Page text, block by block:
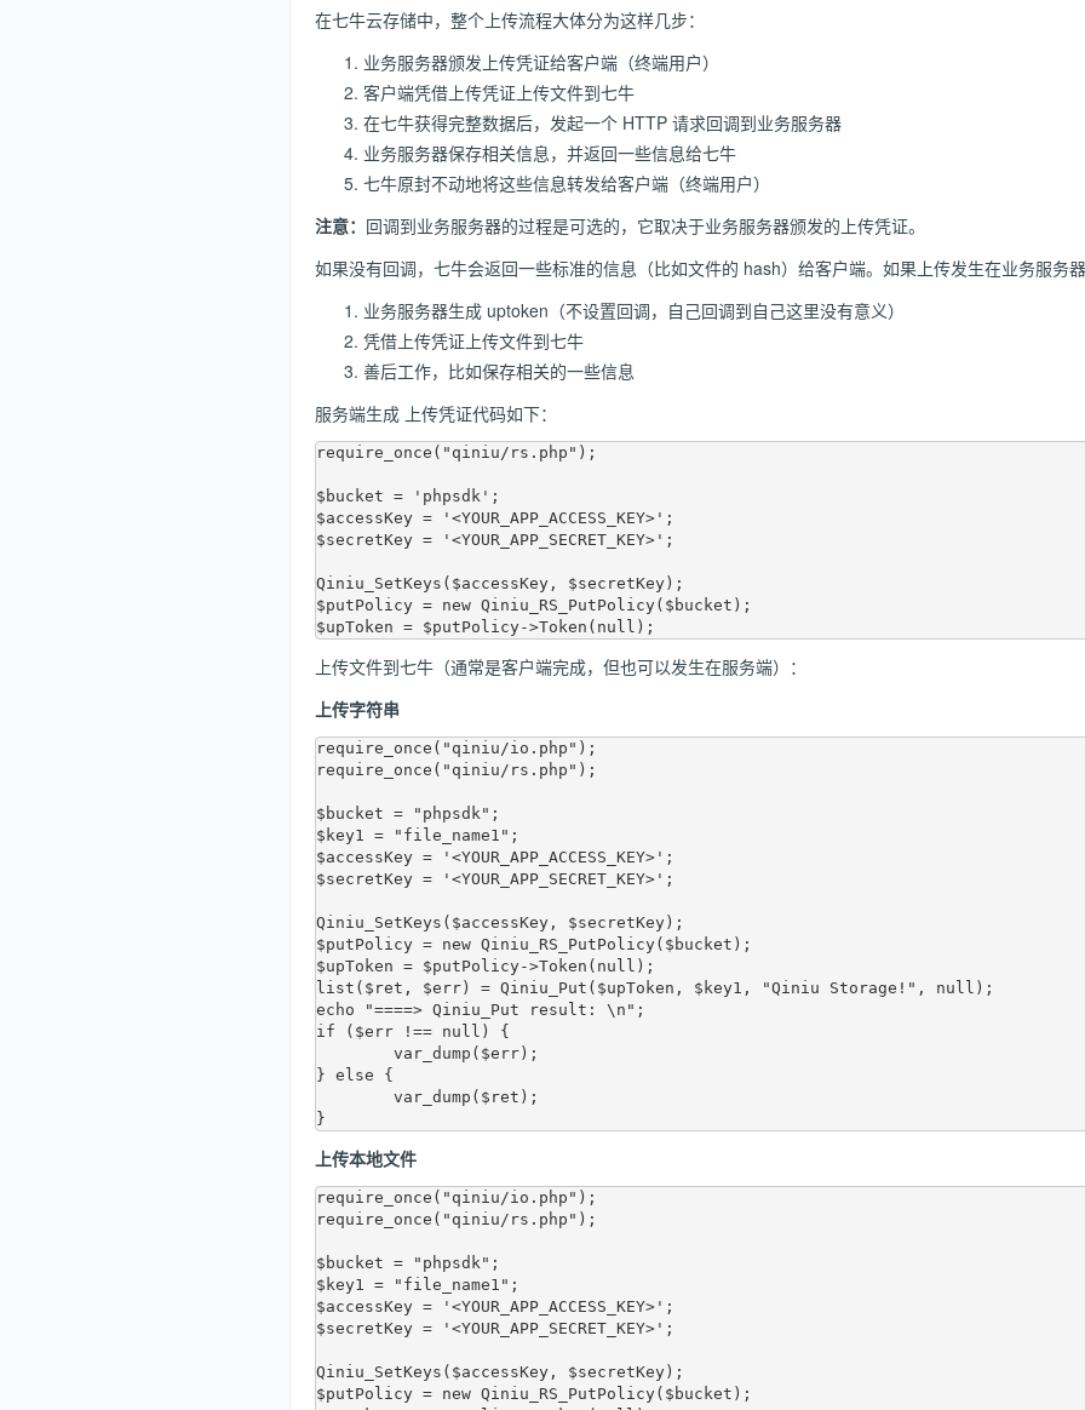
在七牛云存储中，整个上传流程大体分为这样几步：
业务服务器颁发上传凭证给客户端（终端用户）
客户端凭借上传凭证上传文件到七牛
在七牛获得完整数据后，发起一个 HTTP 请求回调到业务服务器
业务服务器保存相关信息，并返回一些信息给七牛
七牛原封不动地将这些信息转发给客户端（终端用户）
注意： 回调到业务服务器的过程是可选的，它取决于业务服务器颁发的上传凭证。
如果没有回调，七牛会返回一些标准的信息（比如文件的 hash）给客户端。如果上传发生在业务服务
业务服务器生成 uptoken（不设置回调，自己回调到自己这里没有意义）
凭借上传凭证上传文件到七牛
善后工作，比如保存相关的一些信息
服务端生成 上传凭证代码如下：
require_once("qiniu/rs.php");
$bucket = 'phpsdk';
$accessKey = '<YOUR_APP_ACCESS_KEY>';
$secretKey = '<YOUR_APP_SECRET_KEY>';
Qiniu_SetKeys($accessKey, $secretKey);
$putPolicy = new Qiniu_RS_PutPolicy($bucket);
上传文件到七牛（通常是客户端完成，但也可以发生在服务端）：
上传字符串
require_once("qiniu/io.php");
require_once("qiniu/rs.php");
$bucket = "phpsdk";
$key1 = "file_name1";
$accessKey = '<YOUR_APP_ACCESS_KEY>';
$secretKey = '<YOUR_APP_SECRET_KEY>';
Qiniu_SetKeys($accessKey, $secretKey);
$putPolicy = new Qiniu_RS_PutPolicy($bucket);
$upToken = $putPolicy->Token(null);
list($ret, $err) = Qiniu_Put($upToken, $key1, "Qiniu Storage!", null);
echo "====> Qiniu_Put result: \n";
if ($err !== null) {
} else {
上传本地文件
require_once("qiniu/io.php");
require_once("qiniu/rs.php");
$bucket = "phpsdk";
$key1 = "file_name1";
$accessKey = '<YOUR_APP_ACCESS_KEY>';
$secretKey = '<YOUR_APP_SECRET_KEY>';
Qiniu_SetKeys($accessKey, $secretKey);
$putPolicy = new Qiniu_RS_PutPolicy($bucket);